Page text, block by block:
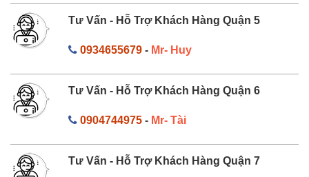
Tư Vấn - Hỗ Trợ Khách Hàng Quận 5
0934655679- Mr- Huy
Tư Vấn - Hỗ Trợ Khách Hàng Quận 6
0904744975- Mr- Tài
Tư Vấn - Hỗ Trợ Khách Hàng Quận 7